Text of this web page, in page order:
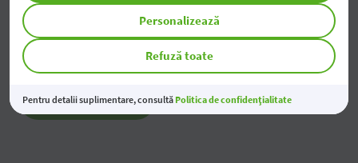
Economiile tale prind valoare
03 Aug 2026
Toate noutățile
Refuză toate
Personalizează
Pentru detalii suplimentare, consultă Politica de confidențialitate